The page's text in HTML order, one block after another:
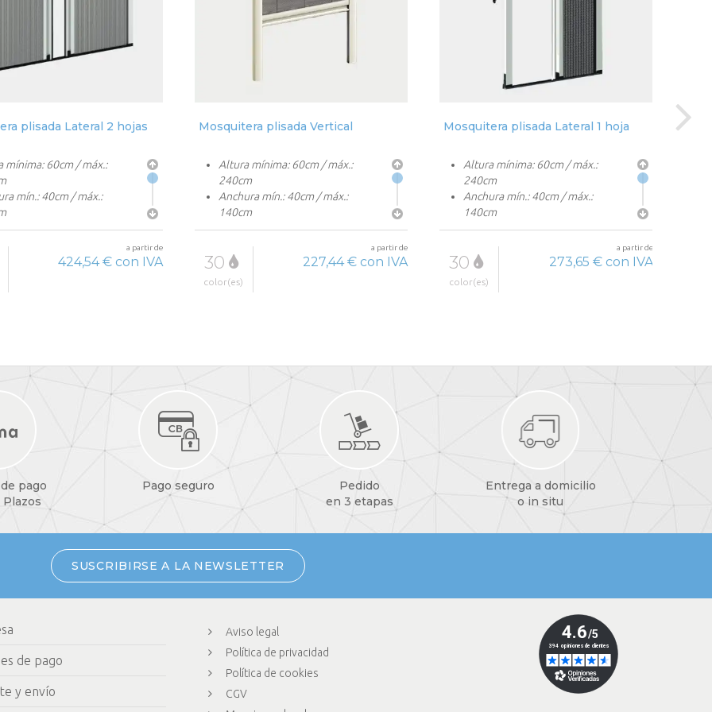
plisada Lateral 2 hojas
mínima: 60cm / máx.:
mín.: 40cm / máx.:
poliéster
a partir de
424,54 € con IVA
Mosquitera plisada Vertical
Altura mínima: 60cm / máx.:
240cm
Anchura mín.: 40cm / máx.:
140cm
Red en poliéster
30
color(es)
a partir de
227,44 € con IVA
Mosquitera plisada Lateral 1 hoja
Altura mínima: 60cm / máx.:
240cm
Anchura mín.: 40cm / máx.:
140cm
Red en poliéster
30
color(es)
a partir de
273,65 € con IVA
pago
Plazos
Pago seguro
Pedido
en 3 etapas
Entrega a domicilio
o in situ
SUSCRIBIRSE A LA NEWSLETTER
de pago
y envío
Aviso legal
Política de privacidad
Política de cookies
CGV